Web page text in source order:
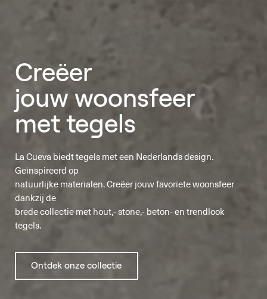
Creëer
jouw woonsfeer
met tegels
La Cueva biedt tegels met een Nederlands design.
Geïnspireerd op
natuurlijke materialen. Creëer jouw favoriete woonsfeer
dankzij de
brede collectie met hout,- stone,- beton- en trendlook
tegels.
Ontdek onze collectie